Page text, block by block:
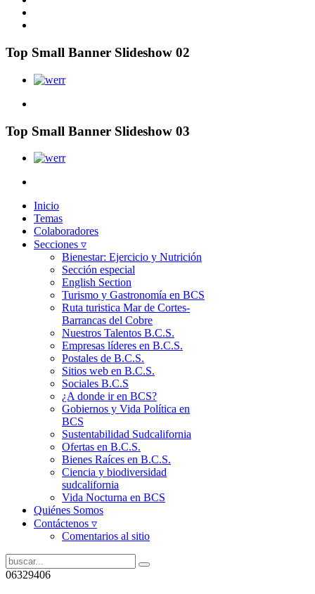
Top Small Banner Slideshow 02
Top Small Banner Slideshow 03
Inicio
Temas
Colaboradores
Secciones ▿
Bienestar: Ejercicio y Nutrición
Sección especial
English Section
Turismo y Gastronomía en BCS
Ruta turistica Mar de Cortes-
Barrancas del Cobre
Nuestros Talentos B.C.S.
Empresas líderes en B.C.S.
Postales de B.C.S.
Sitios web en B.C.S.
Sociales B.C.S
¿A donde ir en BCS?
Gobiernos y Vida Política en
BCS
Sustentabilidad Sudcalifornia
Ofertas en B.C.S.
Bienes Raíces en B.C.S.
Ciencia y biodiversidad
sudcalifornia
Vida Nocturna en BCS
Quiénes Somos
Contáctenos ▿
Comentarios al sitio
06329406